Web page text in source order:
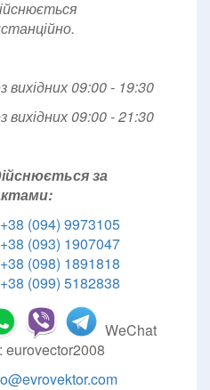
вихідних 09:00 - 19:30
вихідних 09:00 - 21:30
за
+38 (094) 9973105
+38 (093) 1907047
+38 (098) 1891818
+38 (099) 5182838
WeChat
eurovector2008